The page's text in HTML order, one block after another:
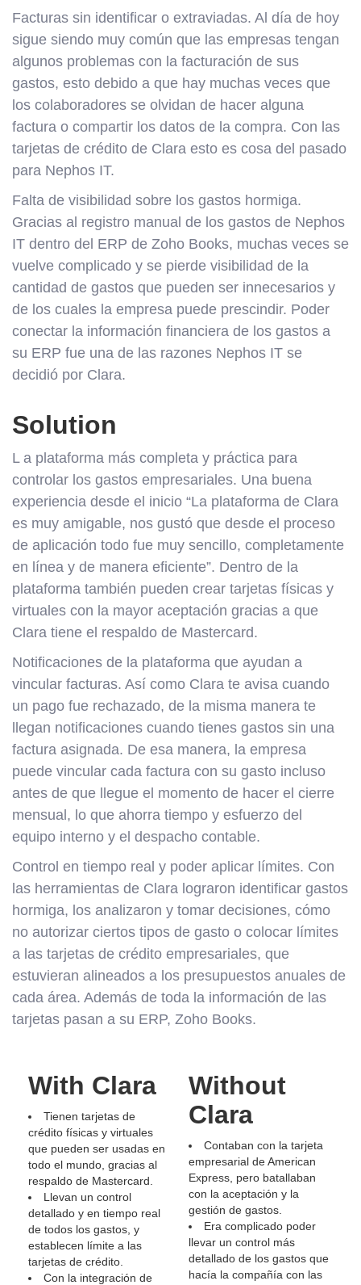
Facturas sin identificar o extraviadas. Al día de hoy
sigue siendo muy común que las empresas tengan
algunos problemas con la facturación de sus
gastos, esto debido a que hay muchas veces que
los colaboradores se olvidan de hacer alguna
factura o compartir los datos de la compra. Con las
tarjetas de crédito de Clara esto es cosa del pasado
para Nephos IT.
Falta de visibilidad sobre los gastos hormiga.
Gracias al registro manual de los gastos de Nephos
IT dentro del ERP de Zoho Books, muchas veces se
vuelve complicado y se pierde visibilidad de la
cantidad de gastos que pueden ser innecesarios y
de los cuales la empresa puede prescindir. Poder
conectar la información financiera de los gastos a
su ERP fue una de las razones Nephos IT se
decidió por Clara.
Solution
L a plataforma más completa y práctica para
controlar los gastos empresariales. Una buena
experiencia desde el inicio “La plataforma de Clara
es muy amigable, nos gustó que desde el proceso
de aplicación todo fue muy sencillo, completamente
en línea y de manera eficiente”. Dentro de la
plataforma también pueden crear tarjetas físicas y
virtuales con la mayor aceptación gracias a que
Clara tiene el respaldo de Mastercard.
Notificaciones de la plataforma que ayudan a
vincular facturas. Así como Clara te avisa cuando
un pago fue rechazado, de la misma manera te
llegan notificaciones cuando tienes gastos sin una
factura asignada. De esa manera, la empresa
puede vincular cada factura con su gasto incluso
antes de que llegue el momento de hacer el cierre
mensual, lo que ahorra tiempo y esfuerzo del
equipo interno y el despacho contable.
Control en tiempo real y poder aplicar límites. Con
las herramientas de Clara lograron identificar gastos
hormiga, los analizaron y tomar decisiones, cómo
no autorizar ciertos tipos de gasto o colocar límites
a las tarjetas de crédito empresariales, que
estuvieran alineados a los presupuestos anuales de
cada área. Además de toda la información de las
tarjetas pasan a su ERP, Zoho Books.
With Clara
Tienen tarjetas de
crédito físicas y virtuales
que pueden ser usadas en
todo el mundo, gracias al
respaldo de Mastercard.
Llevan un control
detallado y en tiempo real
de todos los gastos, y
establecen límite a las
tarjetas de crédito.
Con la integración de
Without
Clara
Contaban con la tarjeta
empresarial de American
Express, pero batallaban
con la aceptación y la
gestión de gastos.
Era complicado poder
llevar un control más
detallado de los gastos que
hacía la compañía con las